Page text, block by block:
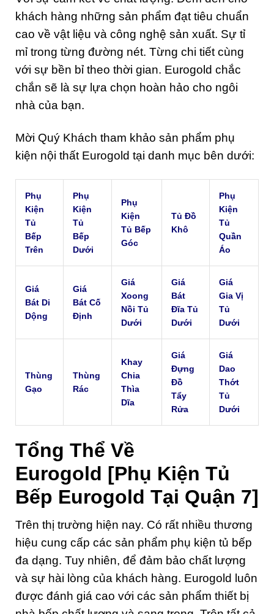
khách hàng những sản phẩm đạt tiêu chuẩn
cao về vật liệu và công nghệ sản xuất. Sự tỉ
mỉ trong từng đường nét. Từng chi tiết cùng
với sự bền bỉ theo thời gian. Eurogold chắc
chắn sẽ là sự lựa chọn hoàn hảo cho ngôi
nhà của bạn.
Mời Quý Khách tham khảo sản phẩm phụ
kiện nội thất Eurogold tại danh mục bên dưới:
Phụ
Kiện
Tủ
Bếp
Trên
Phụ
Kiện
Tủ
Bếp
Dưới
Phụ
Kiện
Tủ Bếp
Góc
Tủ Đồ
Khô
Phụ
Kiện
Tủ
Quần
Áo
Giá
Bát Di
Dộng
Giá
Bát Cố
Định
Giá
Xoong
Nồi Tủ
Dưới
Giá
Bát
Đĩa Tủ
Dưới
Giá
Gia Vị
Tủ
Dưới
Thùng
Gạo
Thùng
Rác
Khay
Chia
Thìa
Dĩa
Giá
Đựng
Đồ
Tẩy
Rửa
Giá
Dao
Thớt
Tủ
Dưới
Tổng Thể Về
Eurogold [Phụ Kiện Tủ
Bếp Eurogold Tại Quận 7]
Trên thị trường hiện nay. Có rất nhiều thương
hiệu cung cấp các sản phẩm phụ kiện tủ bếp
đa dạng. Tuy nhiên, để đảm bảo chất lượng
và sự hài lòng của khách hàng. Eurogold luôn
được đánh giá cao với các sản phẩm thiết bị